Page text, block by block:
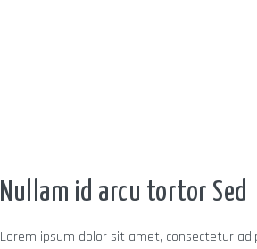
Nullam id arcu tortor Sed
Lorem ipsum dolor sit amet, consectetur